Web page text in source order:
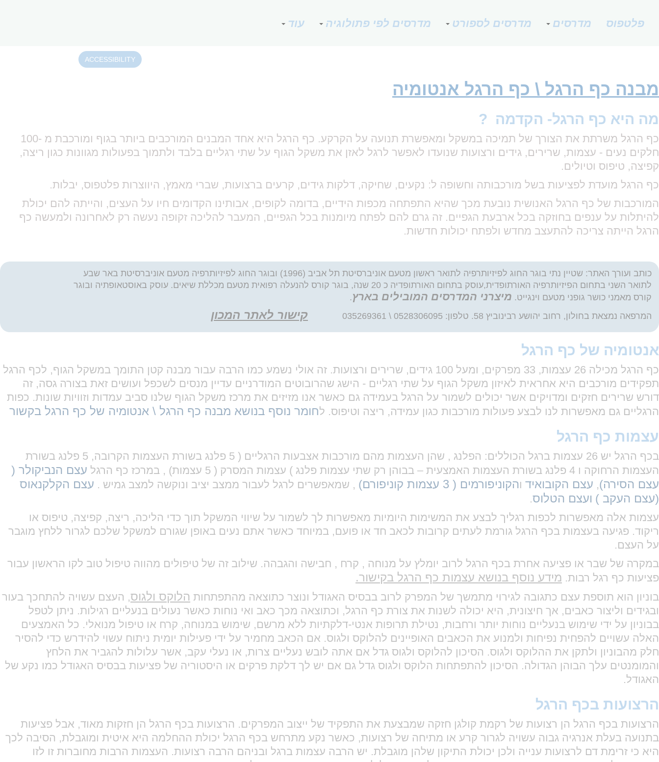
פלטפוס מדרסים מדרסים לספורט מדרסים לפי פתולוגיה עוד
ACCESSIBILITY
מבנה כף הרגל \ כף הרגל אנטומיה
מה היא כף הרגל- הקדמה ?
כף הרגל משרתת את הצורך של תמיכה במשקל ומאפשרת תנועה על הקרקע. כף הרגל היא אחד המבנים המורכבים ביותר בגוף ומורכבת מ -100
חלקים נעים - עצמות, שרירים, גידים ורצועות שנועדו לאפשר לרגל לאזן את משקל הגוף על שתי רגליים בלבד ולתמוך בפעולות מגוונות כגון ריצה,
קפיצה, טיפוס וטיולים.
כף הרגל מועדת לפציעות בשל מורכבותה וחשופה ל: נקעים, שחיקה, דלקות גידים, קרעים ברצועות, שברי מאמץ, היווצרות פלטפוס, יבלות.
המורכבות של כף הרגל האנושית נובעת מכך שהיא התפתחה מכפות הידיים, בדומה לקופים, אבותינו הקדומים חיו על העצים, והייתה להם יכולת
להיתלות על ענפים בחוזקה בכל ארבעת הגפיים. זה גרם להם לפתח מיומנות בכל הגפיים, המעבר להליכה זקופה נעשה רק לאחרונה ולמעשה כף
הרגל הייתה צריכה להתעצב מחדש ולפתח יכולות חדשות.
כותב ועורך האתר: שטיין נתי בוגר החוג לפיזיותרפיה לתואר ראשון מטעם אוניברסיטת תל אביב (1996) ובוגר החוג לפיזיותרפיה מטעם אוניברסיטת באר שבע
לתואר השני בתחום הפיזיותרפיה האורתופדית,עוסק בתחום האורתופדיה כ 20 שנה, בוגר קורס להנעלה רפואית מטעם מכללת שיאים. עוסק באוסטאופתיה ובוגר
קורס מאמני כושר גופני מטעם וינגייט. מיצרני המדרסים המובילים בארץ.
המרפאה נמצאת בחולון, רחוב יהושע רבינוביץ 58. טלפון: 0528306095 \ 035269361
קישור לאתר המכון
אנטומיה של כף הרגל
כף הרגל מכילה 26 עצמות, 33 מפרקים, ומעל 100 גידים, שרירים ורצועות. זה אולי נשמע כמו הרבה עבור מבנה קטן התומך במשקל הגוף, לכף הרגל
תפקידים מורכבים היא אחראית לאיזון משקל הגוף על שתי רגליים - הישג שהרובוטים המודרניים עדיין מנסים לשכפל ועושים זאת בצורה גסה, זה
דורש שרירים חזקים ומדויקים אשר יכולים לשמור על הרגל בעמידה גם כאשר אנו מזיזים את מרכז משקל הגוף שלנו סביב עמדות וזוויות שונות. כפות
הרגליים גם מאפשרות לנו לבצע פעולות מורכבות כגון עמידה, ריצה וטיפוס. לחומר נוסף בנושא מבנה כף הרגל \ אנטומיה של כף הרגל בקשור
עצמות כף הרגל
בכף הרגל יש 26 עצמות ברגל הכוללים: הפלנג , שהן העצמות מהם מורכבות אצבעות הרגליים ( 5 פלנג בשורת העצמות הקרובה, 5 פלנג בשורת
העצמות הרחוקה ו 4 פלנג בשורת העצמות האמצעית – בבוהן רק שתי עצמות פלנג ) עצמות המסרק ( 5 עצמות) , במרכז כף הרגל
עצם הנביקולר (
עצם הסירה), עצם הקובואיד והקוניפורמים ( 3 עצמות קוניפורם) , שמאפשרים לרגל לעבור ממצב יציב ונוקשה למצב גמיש . עצם הקלקנאוס
(עצם העקב ) ועצם הטלוס.
עצמות אלה מאפשרות לכפות רגליך לבצע את המשימות היומיות מאפשרות לך לשמור על שיווי המשקל תוך כדי הליכה, ריצה, קפיצה, טיפוס או
ריקוד. פגיעה בעצמות בכף הרגל גורמת לעתים קרובות לכאב חד או פועם, במיוחד כאשר אתם נעים באופן שגורם למשקל שלכם לגרור ללחץ מוגבר
על העצם.
במקרה של שבר או פציעה אחרת בכף הרגל לרוב יומלץ על מנוחה , קרח , חבישה והגבהה. שילוב זה של טיפולים מהווה טיפול טוב לקו הראשון עבור
פציעות כף רגל רבות. מידע נוסף בנושא עצמות כף הרגל בקישור.
בוניון הוא תוספת עצם כתגובה לגירוי מתמשך של המפרק לרוב בבסיס האגודל ונוצר כתוצאה מהתפתחות הלוקס ולגוס, העצם עשויה להתחכך בעור
ובגידים וליצור כאבים, אך חיצונית, היא יכולה לשנות את צורת כף הרגל, וכתוצאה מכך כאב ואי נוחות כאשר נעולים בנעליים רגילות. ניתן לטפל
בבוניון על ידי שימוש בנעליים נוחות יותר ורחבות, נטילת תרופות אנטי-דלקתיות ללא מרשם, שימוש במנוחה, קרח או טיפול מנואלי. כל האמצעים
האלה עשויים להפחית נפיחות ולמנוע את הכאבים האופיינים להלוקס ולגוס. אם הכאב מחמיר על ידי פעילות יומית ניתוח עשוי להידרש כדי להסיר
חלק מהבוניון ולתקן את ההלוקס ולגוס. הסיכון להלוקס ולגוס גדל אם אתה לובש נעליים צרות, או נעלי עקב, אשר עלולות להגביר את הלחץ
והמומנטים עלך הבוהן הגדולה. הסיכון להתפתחות הלוקס ולגוס גדל גם אם יש לך דלקת פרקים או היסטוריה של פציעות בבסיס האגודל כמו נקע של
האגודל.
הרצועות בכף הרגל
הרצועות בכף הרגל הן רצועות של רקמת קולגן חזקה שמבצעת את התפקיד של ייצוב המפרקים. הרצועות בכף הרגל הן חזקות מאוד, אבל פציעות
בתנועה בעלת אנרגיה גבוה עשויה לגרור קרע או מתיחה של רצועות, כאשר נקע מתרחש בכף הרגל יכולת ההחלמה היא איטית ומוגבלת, הסיבה לכך
היא כי זרימת דם לרצועות ענייה ולכן יכולת התיקון שלהן מוגבלת. יש הרבה עצמות ברגל ובניהם הרבה רצועות. העצמות הרבות מחוברות זו לזו